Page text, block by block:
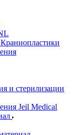
и стерилизации
Jeil Medical